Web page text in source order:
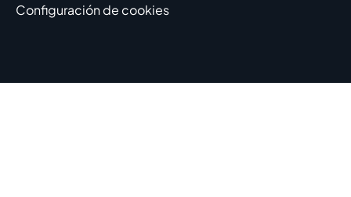
Configuración de cookies